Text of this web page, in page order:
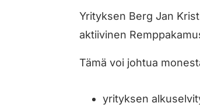
Yrityksen Berg Jan
aktiivinen
Tämä voi johtua
yrityksen